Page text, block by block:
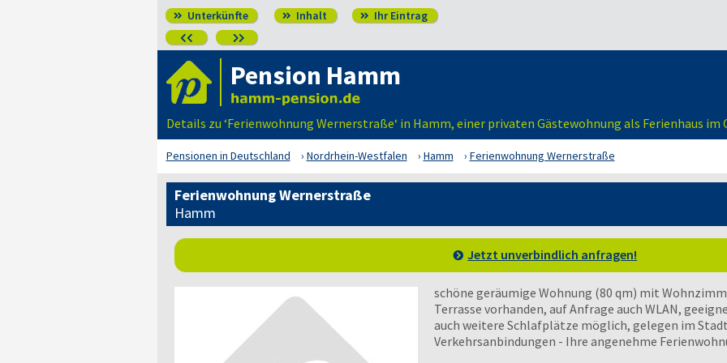
 Unterkünfte  Inhalt  Ihr Eintrag
 
Pension Hamm
Details zu ‘Ferienwohnung Wernerstraße‘ in Hamm, einer privaten Gästewohnung als Ferienhaus im
Pensionen in Deutschland Nordrhein-Westfalen Hamm Ferienwohnung Wernerstraße
Ferienwohnung Wernerstraße
Hamm
Jetzt unverbindlich anfragen!
schöne geräumige Wohnung (80 qm) mit
Terrasse vorhanden, auf Anfrage auch WLAN,
auch weitere Schlafplätze möglich, gelegen im
Verkehrsanbindungen - Ihre angenehme